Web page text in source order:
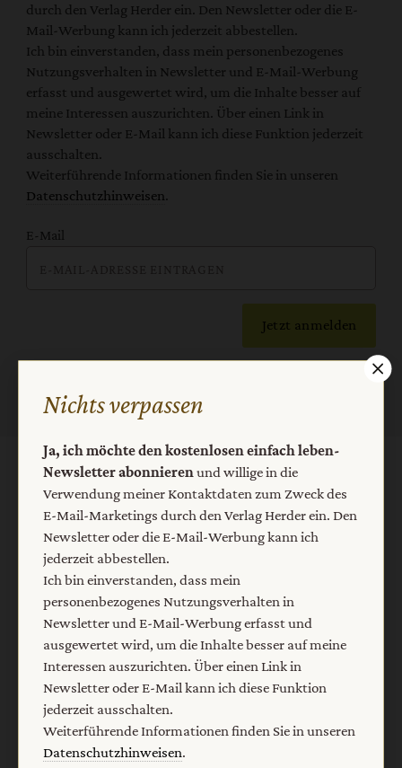
durch den Verlag Herder ein. Den Newsletter oder die E-
Mail-Werbung kann ich jederzeit abbestellen.
Ich bin einverstanden, dass mein personenbezogenes
Nutzungsverhalten in Newsletter und E-Mail-Werbung
erfasst und ausgewertet wird, um die Inhalte besser auf
meine Interessen auszurichten. Über einen Link in
Newsletter oder E-Mail kann ich diese Funktion jederzeit
ausschalten.
Weiterführende Informationen finden Sie in unseren
Datenschutzhinweisen.
E-Mail
Jetzt anmelden
AGB und Widerrufsbelehrung Datenschutz
Barrierefreiheit Impressum
Vertrag widerrufen Abo online kündigen
Nichts verpassen
Ja, ich möchte den kostenlosen einfach leben-
Newsletter abonnierenund willige in die
Verwendung meiner Kontaktdaten zum Zweck des
E-Mail-Marketings durch den Verlag Herder ein. Den
Newsletter oder die E-Mail-Werbung kann ich
jederzeit abbestellen.
Ich bin einverstanden, dass mein
personenbezogenes Nutzungsverhalten in
Newsletter und E-Mail-Werbung erfasst und
ausgewertet wird, um die Inhalte besser auf meine
Interessen auszurichten. Über einen Link in
Newsletter oder E-Mail kann ich diese Funktion
jederzeit ausschalten.
Weiterführende Informationen finden Sie in unseren
Datenschutzhinweisen.